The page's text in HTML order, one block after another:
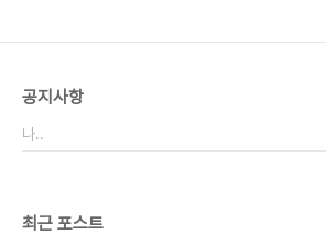
공지사항
나..
최근 포스트